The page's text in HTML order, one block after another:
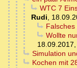
WTC 7
Rudi,
Wollte
Simulation
Kochen mit